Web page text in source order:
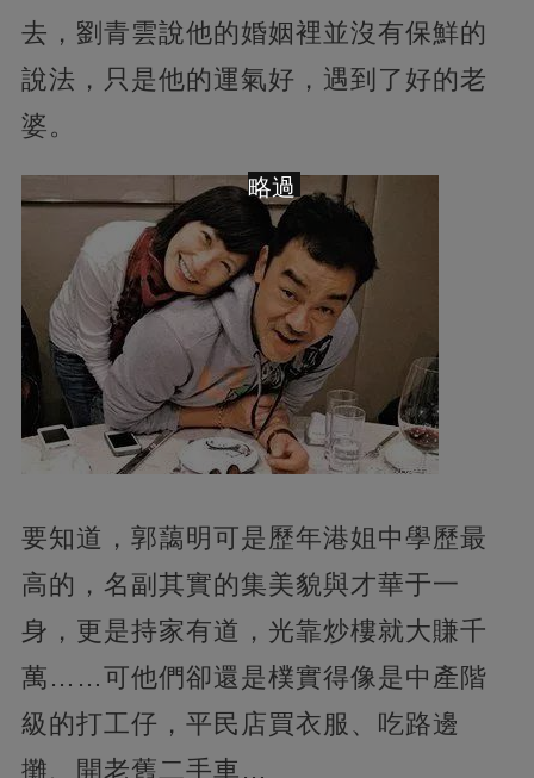
去，劉青雲說他的婚姻裡並沒有保鮮的
說法，只是他的運氣好，遇到了好的老
婆。
要知道，郭藹明可是歷年港姐中學歷最
高的，名副其實的集美貌與才華于一
身，更是持家有道，光靠炒樓就大賺千
萬……可他們卻還是樸實得像是中產階
級的打工仔，平民店買衣服、吃路邊
攤、開老舊二手車…
略過